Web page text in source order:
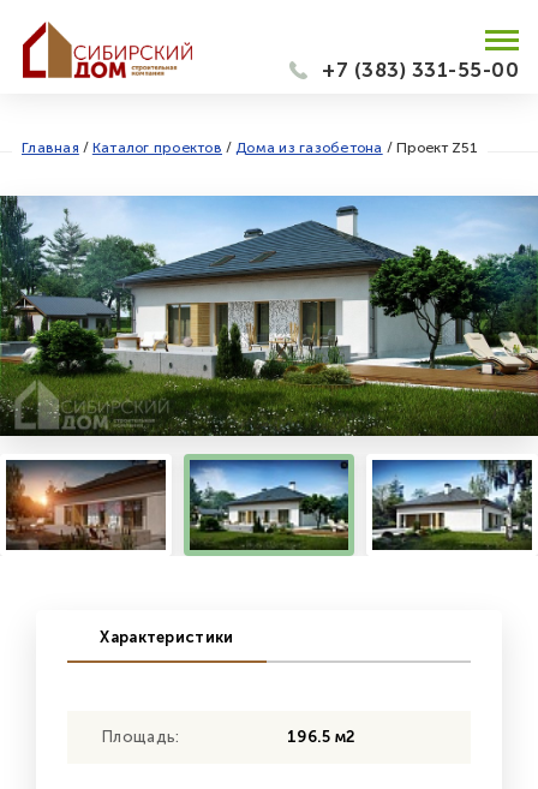
+7 (383) 331-55-00
Главная / Каталог проектов / Дома из газобетона / Проект Z51
Характеристики
Площадь: 196.5 м2